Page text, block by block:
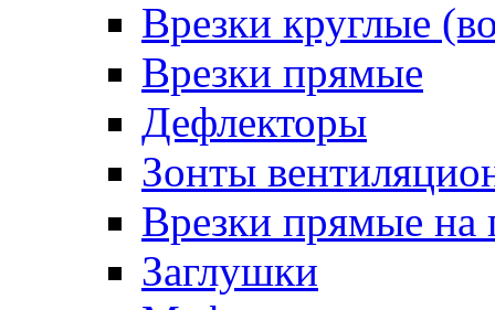
Врезки круглые
Врезки прямые
Дефлекторы
Зонты
Врезки прямые на
Заглушки